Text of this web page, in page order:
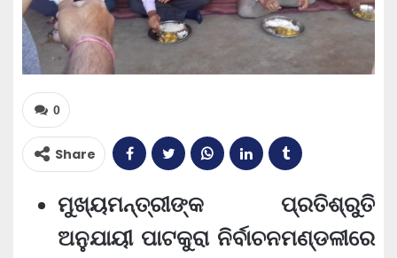
0
Share
ମୁଖ୍ୟମନ୍ତ୍ରୀଙ୍କ ପ୍ରତିଶ୍ରୁତି
ଅନୁଯାୟୀ ପାଟକୁରା ନିର୍ବାଚନମଣ୍ଡଳୀରେ